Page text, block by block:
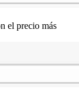
el precio más